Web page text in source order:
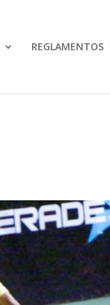
REGLAMENTOS